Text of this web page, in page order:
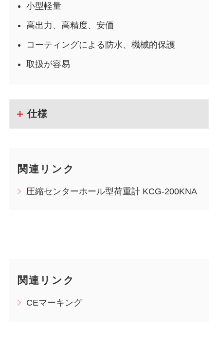
小型軽量
高出力、高精度、安価
コーティングによる防水、機械的保護
取扱が容易
仕様
関連リンク
圧縮センターホール型荷重計 KCG-200KNA
関連リンク
CEマーキング